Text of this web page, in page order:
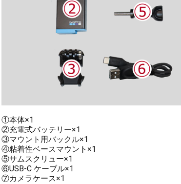
①本体×1
②充電式バッテリー×1
③マウント用バックル×1
④粘着性ベースマウント×1
⑤サムスクリュー×1
⑥USB-C ケーブル×1
⑦カメラケース×1